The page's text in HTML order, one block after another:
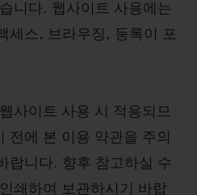
니다. 웹사이트 사용에는
세스, 브라우징, 등록이 포
사이트 사용 시 적용되므
전에 본 이용 약관을 주의
랍니다. 향후 참고하실 수
쇄하여 보관하시기 바랍